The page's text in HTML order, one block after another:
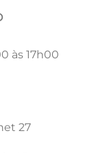
às 17h00
27